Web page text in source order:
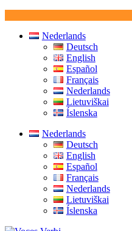
inhoud
Nederlands
Deutsch
English
Español
Français
Nederlands
Lietuviškai
Íslenska
Nederlands
Deutsch
English
Español
Français
Nederlands
Lietuviškai
Íslenska